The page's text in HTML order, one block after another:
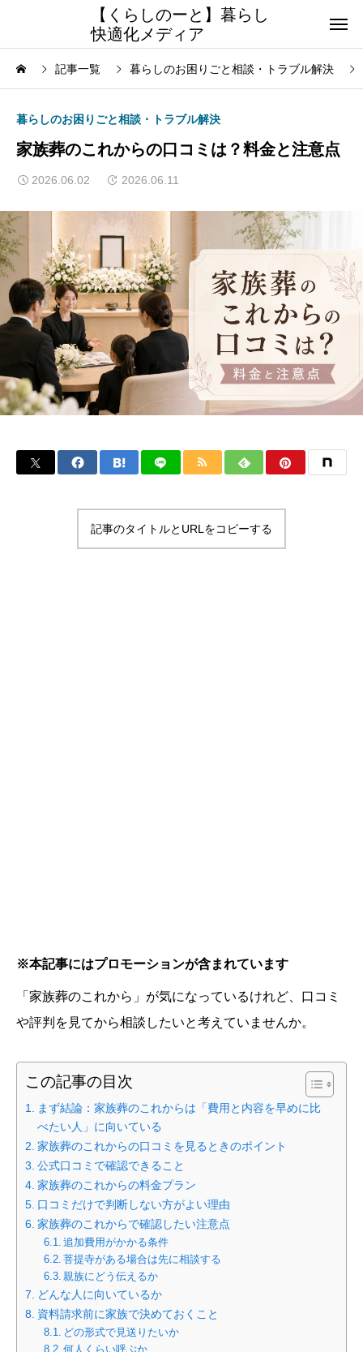
【くらしのーと】暮らし
快適化メディア
記事一覧 暮らしのお困りごと相談・トラブル解決
暮らしのお困りごと相談・トラブル解決
家族葬のこれからの口コミは？料金と注意点
2026.06.02 2026.06.11
記事のタイトルとURLをコピーする
※本記事にはプロモーションが含まれています
「家族葬のこれから」が気になっているけれど、口コミ
や評判を見てから相談したいと考えていませんか。
この記事の目次
まず結論：家族葬のこれからは「費用と内容を早めに比
べたい人」に向いている
家族葬のこれからの口コミを見るときのポイント
公式口コミで確認できること
家族葬のこれからの料金プラン
口コミだけで判断しない方がよい理由
家族葬のこれからで確認したい注意点
追加費用がかかる条件
菩提寺がある場合は先に相談する
親族にどう伝えるか
どんな人に向いているか
資料請求前に家族で決めておくこと
どの形式で見送りたいか
何人くらい呼ぶか